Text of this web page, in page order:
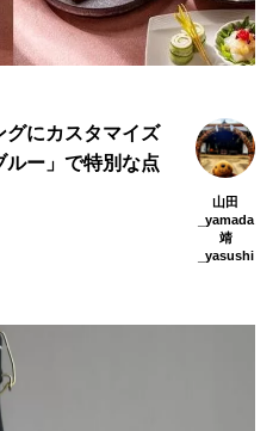
グにカスタマイズ
ー」で特別な点
山田
_yamada
靖
_yasushi